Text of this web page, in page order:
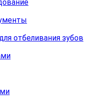
отбеливания зубов